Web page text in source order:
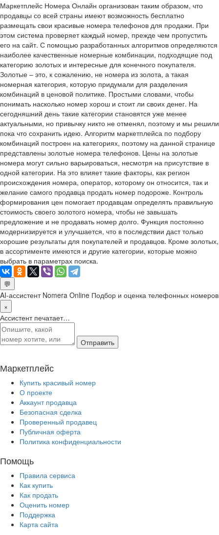
Маркетплейс Номера Онлайн организован таким образом, что
продавцы со всей страны имеют возможность бесплатно
размещать свои красивые номера телефонов для продажи. При
этом система проверяет каждый номер, прежде чем пропустить
его на сайт. С помощью разработанных алгоритмов определяются
наиболее качественные номерные комбинации, подходящие под
категорию золотых и интересные для конечного покупателя.
Золотые – это, к сожалению, не номера из золота, а такая
номерная категория, которую придумали для разделения
комбинаций в ценовой политике. Простыми словами, чтобы
понимать насколько номер хорош и стоит ли своих денег. На
сегодняшний день такие категории становятся уже менее
актуальными, но привычку никто не отменял, поэтому и мы решили
пока что сохранить идею. Алгоритм маркетплейса по подбору
комбинаций построен на категориях, поэтому на данной странице
представлены золотые номера телефонов. Цены на золотые
номера могут сильно варьироваться, несмотря на присутствие в
одной категории. На это влияет такие факторы, как регион
происхождения номера, оператор, которому он относится, так и
желание самого продавца продать номер подороже. Контроль
формирования цен помогает продавцам определять правильную
стоимость своего золотого номера, чтобы не завышать
предложение и не продавать номер долго. Функция постоянно
модернизируется и улучшается, что в последствии даст только
хорошие результаты для покупателей и продавцов. Кроме золотых,
в ассортименте имеются и другие категории, которые можно
выбрать в параметрах поиска.
💬
AI-ассистент Nomera Online Подбор и оценка телефонных номеров
×
Ассистент печатает…
Отправить
Маркетплейс
Купить красивый номер
О проекте
Аккаунт продавца
Безопасная сделка
Проверенный продавец
Публичная оферта
Политика конфиденциальности
Помощь
Правила сервиса
Как купить
Как продать
Оценить номер
Поддержка
Карта сайта